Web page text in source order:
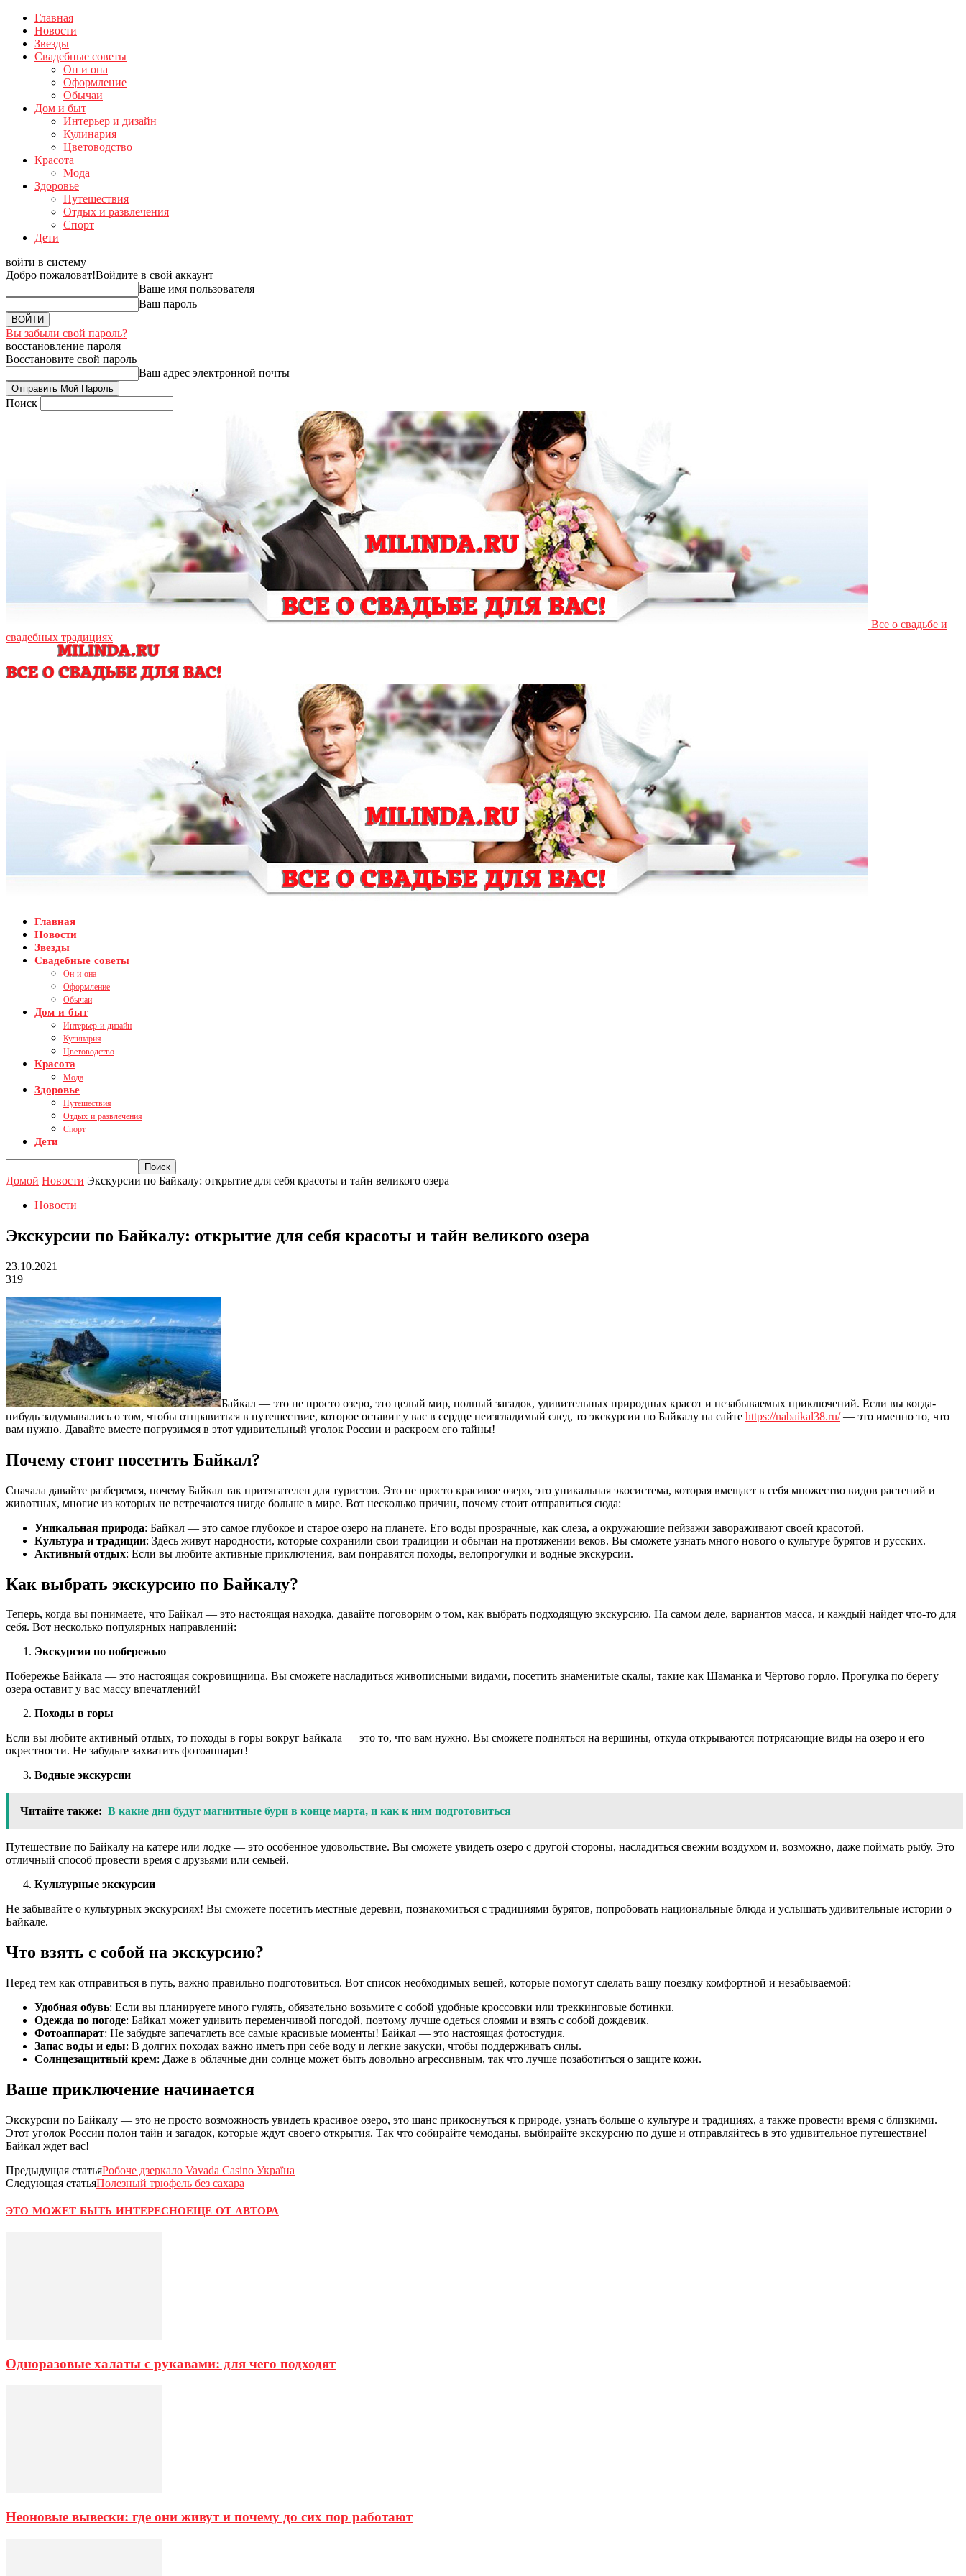
Главная
Новости
Звезды
Свадебные советы
Он и она
Оформление
Обычаи
Дом и быт
Интерьер и дизайн
Кулинария
Цветоводство
Красота
Мода
Здоровье
Путешествия
Отдых и развлечения
Спорт
Дети
войти в систему
Добро пожаловат!Войдите в свой аккаунт
Ваше имя пользователя
Ваш пароль
Вы забыли свой пароль?
восстановление пароля
Восстановите свой пароль
Ваш адрес электронной почты
Поиск
Все о свадьбе и
свадебных традициях
Главная
Новости
Звезды
Свадебные советы
Он и она
Оформление
Обычаи
Дом и быт
Интерьер и дизайн
Кулинария
Цветоводство
Красота
Мода
Здоровье
Путешествия
Отдых и развлечения
Спорт
Дети
Домой Новости Экскурсии по Байкалу: открытие для себя красоты и тайн великого озера
Новости
Экскурсии по Байкалу: открытие для себя красоты и тайн великого озера
23.10.2021
319
Байкал — это не просто озеро, это целый мир, полный загадок, удивительных природных красот и незабываемых приключений. Если вы когда-
нибудь задумывались о том, чтобы отправиться в путешествие, которое оставит у вас в сердце неизгладимый след, то экскурсии по Байкалу на сайте https://nabaikal38.ru/— это именно то, что
вам нужно. Давайте вместе погрузимся в этот удивительный уголок России и раскроем его тайны!
Почему стоит посетить Байкал?
Сначала давайте разберемся, почему Байкал так притягателен для туристов. Это не просто красивое озеро, это уникальная экосистема, которая вмещает в себя множество видов растений и
животных, многие из которых не встречаются нигде больше в мире. Вот несколько причин, почему стоит отправиться сюда:
Уникальная природа: Байкал — это самое глубокое и старое озеро на планете. Его воды прозрачные, как слеза, а окружающие пейзажи завораживают своей красотой.
Культура и традиции: Здесь живут народности, которые сохранили свои традиции и обычаи на протяжении веков. Вы сможете узнать много нового о культуре бурятов и русских.
Активный отдых: Если вы любите активные приключения, вам понравятся походы, велопрогулки и водные экскурсии.
Как выбрать экскурсию по Байкалу?
Теперь, когда вы понимаете, что Байкал — это настоящая находка, давайте поговорим о том, как выбрать подходящую экскурсию. На самом деле, вариантов масса, и каждый найдет что-то для
себя. Вот несколько популярных направлений:
Экскурсии по побережью
Побережье Байкала — это настоящая сокровищница. Вы сможете насладиться живописными видами, посетить знаменитые скалы, такие как Шаманка и Чёртово горло. Прогулка по берегу
озера оставит у вас массу впечатлений!
Походы в горы
Если вы любите активный отдых, то походы в горы вокруг Байкала — это то, что вам нужно. Вы сможете подняться на вершины, откуда открываются потрясающие виды на озеро и его
окрестности. Не забудьте захватить фотоаппарат!
Водные экскурсии
Читайте также: В какие дни будут магнитные бури в конце марта, и как к ним подготовиться
Путешествие по Байкалу на катере или лодке — это особенное удовольствие. Вы сможете увидеть озеро с другой стороны, насладиться свежим воздухом и, возможно, даже поймать рыбу. Это
отличный способ провести время с друзьями или семьей.
Культурные экскурсии
Не забывайте о культурных экскурсиях! Вы сможете посетить местные деревни, познакомиться с традициями бурятов, попробовать национальные блюда и услышать удивительные истории о
Байкале.
Что взять с собой на экскурсию?
Перед тем как отправиться в путь, важно правильно подготовиться. Вот список необходимых вещей, которые помогут сделать вашу поездку комфортной и незабываемой:
Удобная обувь: Если вы планируете много гулять, обязательно возьмите с собой удобные кроссовки или треккинговые ботинки.
Одежда по погоде: Байкал может удивить переменчивой погодой, поэтому лучше одеться слоями и взять с собой дождевик.
Фотоаппарат: Не забудьте запечатлеть все самые красивые моменты! Байкал — это настоящая фотостудия.
Запас воды и еды: В долгих походах важно иметь при себе воду и легкие закуски, чтобы поддерживать силы.
Солнцезащитный крем: Даже в облачные дни солнце может быть довольно агрессивным, так что лучше позаботиться о защите кожи.
Ваше приключение начинается
Экскурсии по Байкалу — это не просто возможность увидеть красивое озеро, это шанс прикоснуться к природе, узнать больше о культуре и традициях, а также провести время с близкими.
Этот уголок России полон тайн и загадок, которые ждут своего открытия. Так что собирайте чемоданы, выбирайте экскурсию по душе и отправляйтесь в это удивительное путешествие!
Байкал ждет вас!
Предыдущая статьяРобоче дзеркало Vavada Casino Україна
Следующая статьяПолезный трюфель без сахара
ЭТО МОЖЕТ БЫТЬ ИНТЕРЕСНОЕЩЕ ОТ АВТОРА
Одноразовые халаты с рукавами: для чего подходят
Неоновые вывески: где они живут и почему до сих пор работают